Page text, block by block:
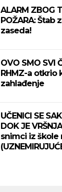
ALARM ZBOG
POŽARA: Štab
zaseda!
OVO SMO SVI
RHMZ-a otkrio
zahlađenje
UČENICI SE
DOK JE
snimci iz škole